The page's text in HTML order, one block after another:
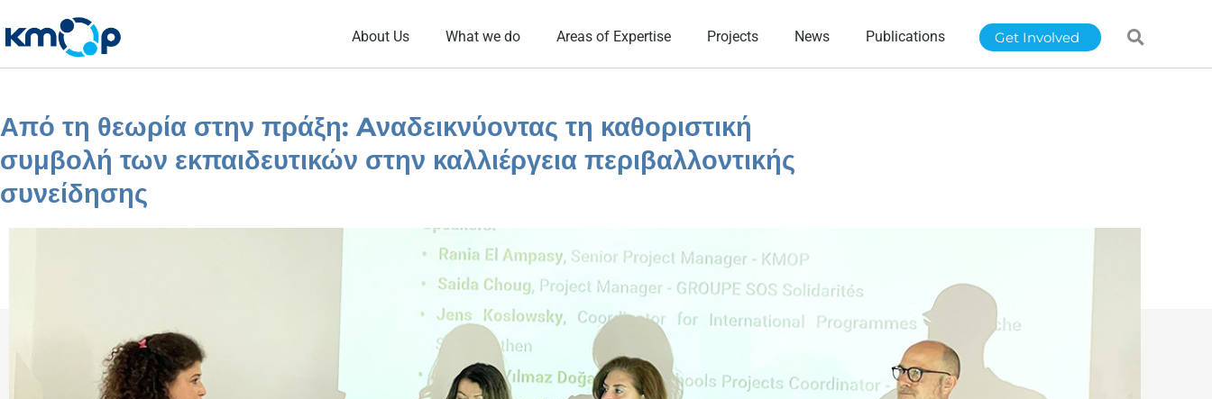
to
content
About Us What we do Areas of Expertise Projects News Publications Get Involved
Από τη θεωρία στην πράξη: Aναδεικνύοντας τη καθοριστική
συμβολή των εκπαιδευτικών στην καλλιέργεια περιβαλλοντικής
συνείδησης